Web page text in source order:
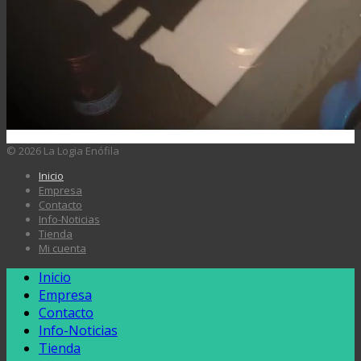
© 2026 La Logia Enófila
Inicio
Empresa
Contacto
Info-Noticias
Tienda
Mi cuenta
Inicio
Empresa
Contacto
Info-Noticias
Tienda